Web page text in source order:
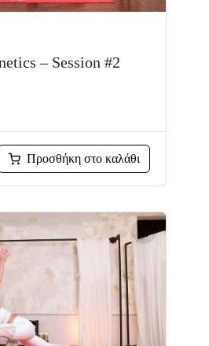
– Session #2
Προσθήκη στο καλάθι